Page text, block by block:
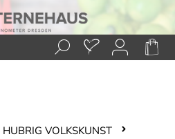
HUBRIG VOLKSKUNST